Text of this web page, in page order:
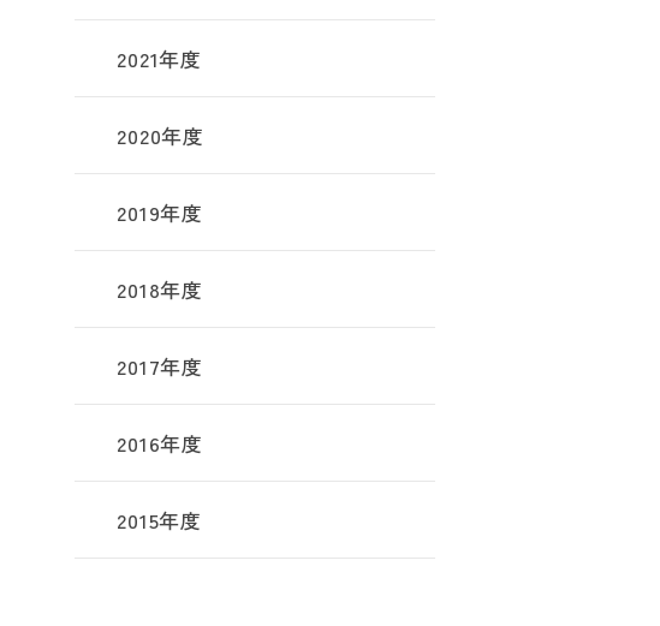
2021年度
2020年度
2019年度
2018年度
2017年度
2016年度
2015年度